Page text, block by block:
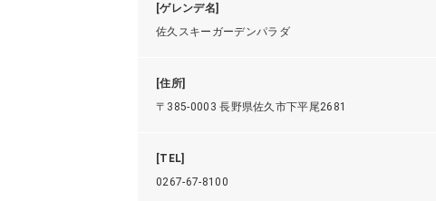
[ゲレンデ名]
佐久スキーガーデンパラダ
[住所]
〒385-0003 長野県佐久市下平尾2681
[TEL]
0267-67-8100